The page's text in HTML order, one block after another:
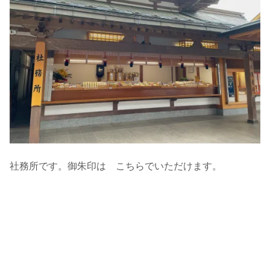
社務所です。御朱印は こちらでいただけます。